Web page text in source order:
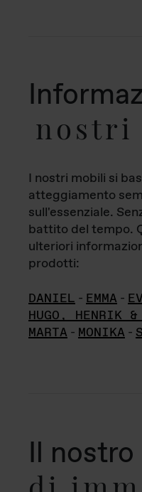
nostri
I nostri mobili si
atteggiamento
sull'essenziale.
battito del tempo.
ulteriori
prodotti:
DANIEL - EMMA -
HUGO, HENRIK
MARTA - MONIKA -
Il nostro